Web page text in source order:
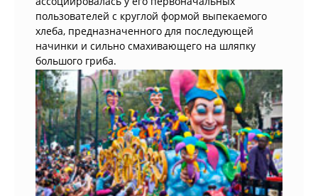
пользователей с круглой формой выпекаемого
хлеба, предназначенного для последующей
начинки и сильно смахивающего на шляпку
большого гриба.